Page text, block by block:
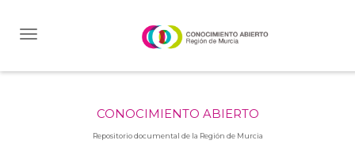
CONOCIMIENTO ABIERTO
Repositorio documental de la Región de Murcia